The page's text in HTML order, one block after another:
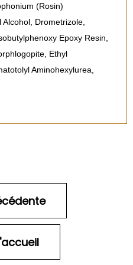
(Rosin)
Drometrizole,
Epoxy Resin,
Ethyl
Aminohexylurea,